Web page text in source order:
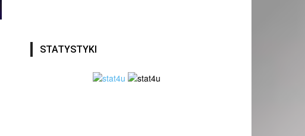
STATYSTYKI